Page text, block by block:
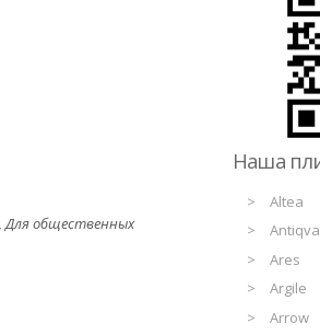
Для общественных
Наша
Altea
Antiqva
Ares
Argile
Arrow